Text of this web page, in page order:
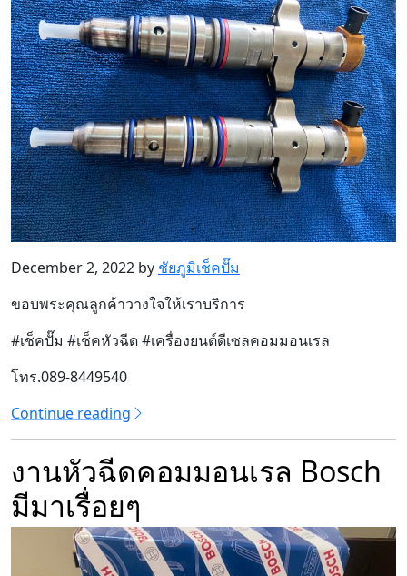
December 2, 2022 by ชัยภูมิเช็คปั๊ม
ขอบพระคุณลูกค้าวางใจให้เราบริการ
#เช็คปั๊ม #เช็คหัวฉีด #เครื่องยนต์ดีเซลคอมมอนเรล
โทร.089-8449540
Continue reading
งานหัวฉีดคอมมอนเรล Bosch
มีมาเรื่อยๆ